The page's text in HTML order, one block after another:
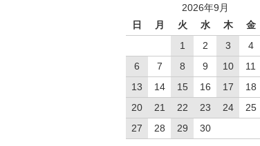
2026年9月
日
月 火 水 木 金
1
2 3 4
6
7 8 9 10 11
13
14 15 16 17 18
20
21 22 23 24 25
27
28 29 30